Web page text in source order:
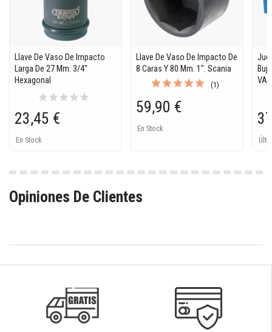
Llave De Vaso De Impacto
Larga De 27 Mm. 3/4"
Hexagonal
starstarstarstarstar
23,45 €
En Stock
Llave De Vaso De Impacto De
8 Caras Y 80 Mm. 1". Scania
(1)
59,90 €
En Stock
VAG
Opiniones De Clientes